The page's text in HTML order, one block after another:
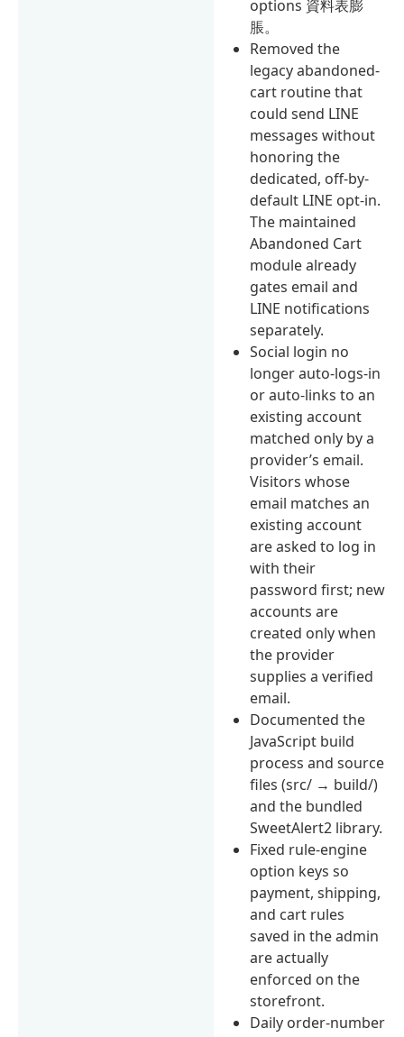
options 資料表膨
脹。
Removed the
legacy abandoned-
cart routine that
could send LINE
messages without
honoring the
dedicated, off-by-
default LINE opt-in.
The maintained
Abandoned Cart
module already
gates email and
LINE notifications
separately.
Social login no
longer auto-logs-in
or auto-links to an
existing account
matched only by a
provider’s email.
Visitors whose
email matches an
existing account
are asked to log in
with their
password first; new
accounts are
created only when
the provider
supplies a verified
email.
Documented the
JavaScript build
process and source
files (src/ → build/)
and the bundled
SweetAlert2 library.
Fixed rule-engine
option keys so
payment, shipping,
and cart rules
saved in the admin
are actually
enforced on the
storefront.
Daily order-number